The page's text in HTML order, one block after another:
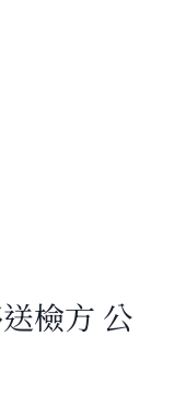
檢方 公